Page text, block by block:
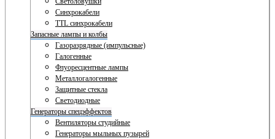
Синхрокабели
TTL синхрокабели
Запасные лампы и колбы
Газоразрядные (импульсные)
Галогенные
Флуоресцентные лампы
Металлогалогенные
Защитные стекла
Светодиодные
Генераторы спецэффектов
Вентиляторы студийные
Генераторы мыльных пузырей